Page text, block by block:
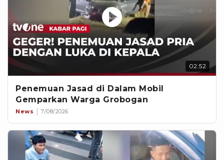
02:52
Penemuan Jasad di Dalam Mobil
Gemparkan Warga Grobogan
News 7/08/2026